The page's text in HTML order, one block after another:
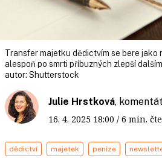
Transfer majetku dědictvím se bere
alespoň po smrti příbuzných zlepší
autor: Shutterstock
Julie Hrstková,
16. 4. 2025 18:00 / 6 min.
dědictví majetek peníze